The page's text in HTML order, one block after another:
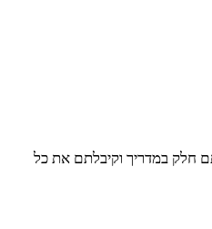
חלק במדריך וקיבלתם את כל